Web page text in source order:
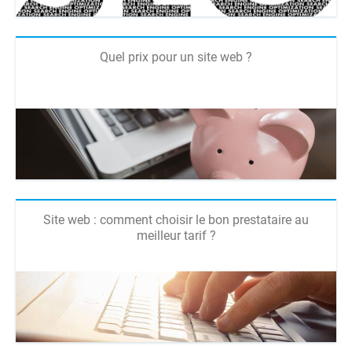
Quel prix pour un site web ?
Site web : comment choisir le bon prestataire au
meilleur tarif ?